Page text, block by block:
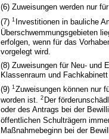
(6) Zuweisungen werden nur
(7)1
Investitionen in bauliche
Überschwemmungsgebieten
erfolgen, wenn für das
vorgelegt wird.
(8) Zuweisungen für Neu- und
Klassenraum und
(9)1 Zuweisungen können nur
worden ist.2 Der
oder des Antrags bei der
öffentlichen Schulträgern
Maßnahmebeginn bei der